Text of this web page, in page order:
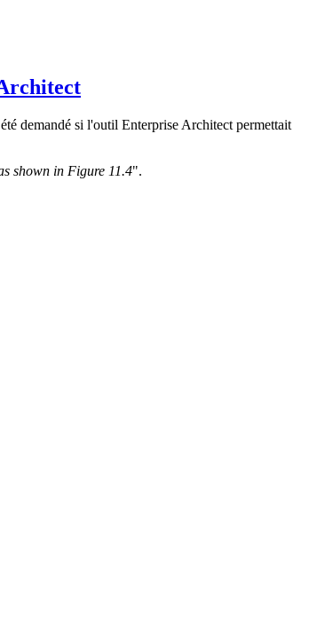
demandé si l'outil Enterprise Architect permettait
shown in Figure 11.4".